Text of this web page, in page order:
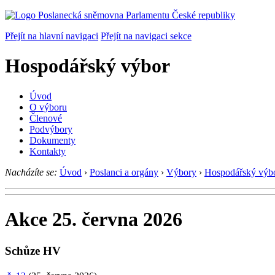
Přejít na hlavní navigaci Přejít na navigaci sekce
Hospodářský výbor
Úvod
O výboru
Členové
Podvýbory
Dokumenty
Kontakty
Nacházíte se: Úvod › Poslanci a orgány › Výbory › Hospodářský
Akce 25. června 2026
Schůze HV